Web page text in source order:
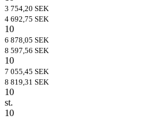
3 754,20 SEK
4 692,75 SEK
10
6 878,05 SEK
8 597,56 SEK
10
7 055,45 SEK
8 819,31 SEK
10
st.
10